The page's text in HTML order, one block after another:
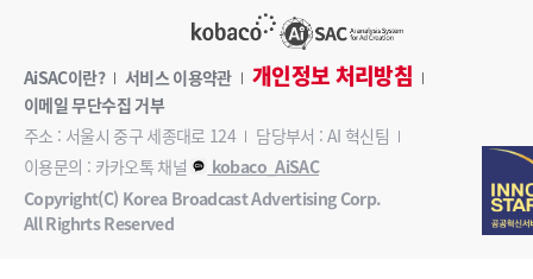
AiSAC이란? 서비스 이용약관 개인정보 처리방침
이메일 무단수집 거부
주소 : 서울시 중구 세종대로 124
담당부서 : AI 혁신팀
이용문의 : 카카오톡 채널
kobaco_AiSAC
Copyright(C) Korea Broadcast Advertising Corp.
All Righrts Reserved